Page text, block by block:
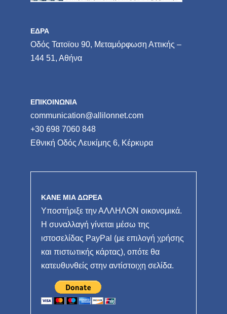
ΕΔΡΑ
Οδός Τατοϊου 90, Μεταμόρφωση Αττικής –
144 51, Αθήνα
ΕΠΙΚΟΙΝΩΝΙΑ
communication@allilonnet.com
+30 698 7060 848
Εθνική Οδός Λευκίμης 6, Κέρκυρα
ΚΑΝΕ ΜΙΑ ΔΩΡΕΑ
Υποστήριξε την ΑΛΛΗΛΟΝ οικονομικά.
Η συναλλαγή γίνεται μέσω της
ιστοσελίδας PayPal (με επιλογή χρήσης
και πιστωτικής κάρτας), οπότε θα
κατευθυνθείς στην αντίστοιχη σελίδα.